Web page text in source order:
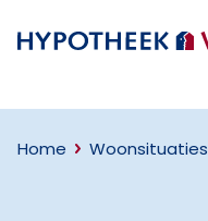
Terug naar home
Home Woonsituaties